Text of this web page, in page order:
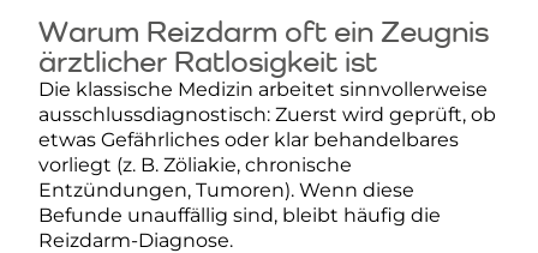
Warum Reizdarm oft ein Zeugnis
ärztlicher Ratlosigkeit ist
Die klassische Medizin arbeitet sinnvollerweise
ausschlussdiagnostisch: Zuerst wird geprüft, ob
etwas Gefährliches oder klar behandelbares
vorliegt (z. B. Zöliakie, chronische
Entzündungen, Tumoren). Wenn diese
Befunde unauffällig sind, bleibt häufig die
Reizdarm-Diagnose.